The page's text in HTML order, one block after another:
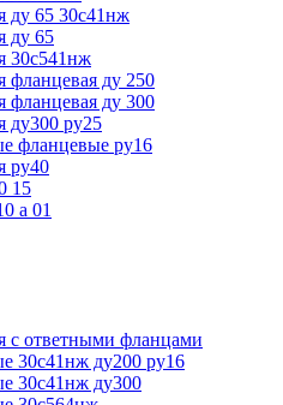
ду 65 30с41нж
ду 65
30с541нж
фланцевая ду 250
фланцевая ду 300
ду300 ру25
фланцевые ру16
ру40
15
а 01
с ответными фланцами
30с41нж ду200 ру16
30с41нж ду300